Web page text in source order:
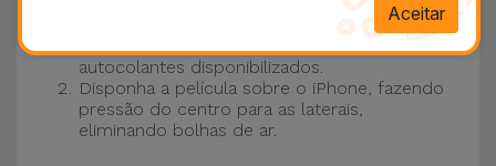
Certifique-se de que o ecrã do seu iPhone
está limpo. Para tal, utilize o pano seco e os
autocolantes disponibilizados.
Disponha a película sobre o iPhone, fazendo
pressão do centro para as laterais,
eliminando bolhas de ar.
Aceitar